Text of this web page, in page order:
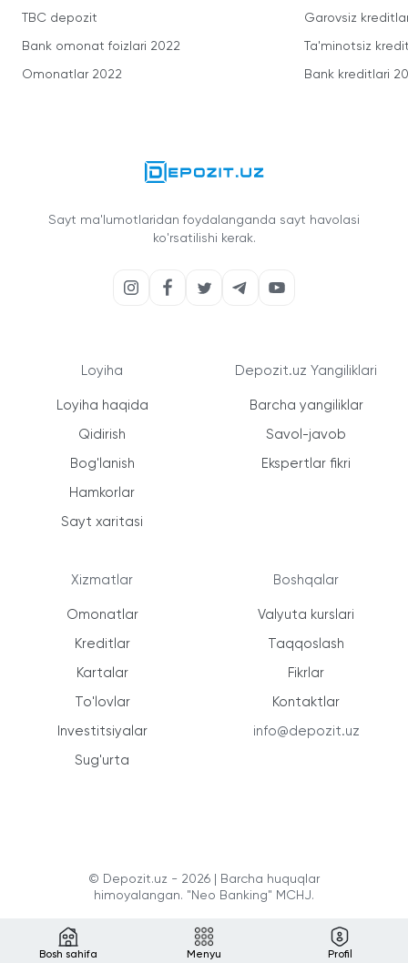
Bosh sahifa Menyu Profil
TBC depozit
Bank omonat foizlari 2022
Omonatlar 2022
Garovsiz
Ta'minotsiz
Bank kreditlari
Sayt ma'lumotlaridan foydalanganda sayt havolasi
ko'rsatilishi kerak.
Loyiha
Loyiha haqida
Qidirish
Bog'lanish
Hamkorlar
Sayt xaritasi
Xizmatlar
Omonatlar
Kreditlar
Kartalar
To'lovlar
Investitsiyalar
Sug'urta
Depozit.uz Yangiliklari
Barcha yangiliklar
Savol-javob
Ekspertlar fikri
Boshqalar
Valyuta kurslari
Taqqoslash
Fikrlar
Kontaktlar
info@depozit.uz
© Depozit.uz - 2026 | Barcha huquqlar
himoyalangan. "Neo Banking" MCHJ.